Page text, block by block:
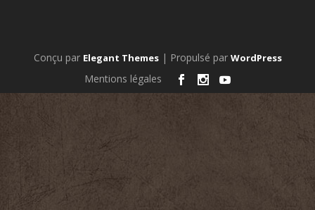
Conçu par Elegant Themes| Propulsé par WordPress
Mentions légales